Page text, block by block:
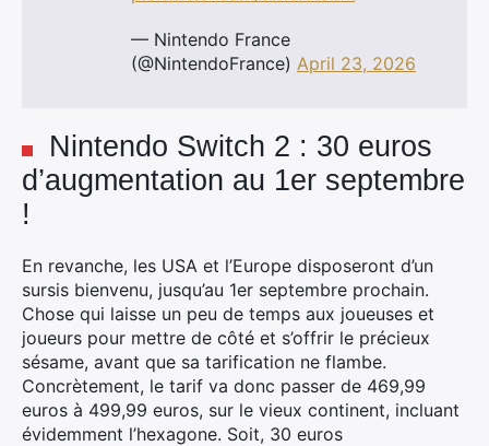
— Nintendo France
(@NintendoFrance) April 23, 2026
Nintendo Switch 2 : 30 euros
d’augmentation au 1er septembre
!
En revanche, les USA et l’Europe disposeront d’un
sursis bienvenu, jusqu’au 1er septembre prochain.
Chose qui laisse un peu de temps aux joueuses et
joueurs pour mettre de côté et s’offrir le précieux
sésame, avant que sa tarification ne flambe.
Concrètement, le tarif va donc passer de 469,99
euros à 499,99 euros, sur le vieux continent, incluant
évidemment l’hexagone. Soit, 30 euros